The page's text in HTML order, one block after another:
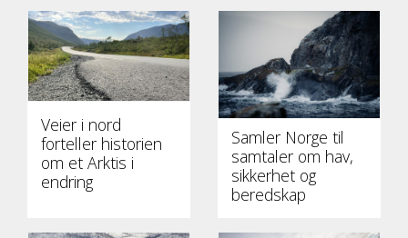
Veier i nord
forteller historien
om et Arktis i
endring
Samler Norge til
samtaler om hav,
sikkerhet og
beredskap